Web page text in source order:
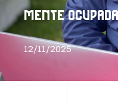
MENTE
12/11/2025